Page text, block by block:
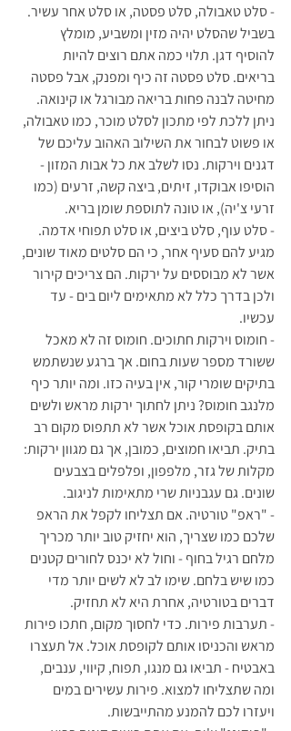
- סלט טאבולה, סלט פסטה, או סלט אחר עשיר.
בשביל שהסלט יהיה מזין ומשביע, מומלץ
להוסיף דגן. תלוי כמה אתם רוצים להיות
בריאים. סלט פסטה זה כיף ומפנק, אבל פסטה
מחיטה לבנה פחות בריאה מבורגל או קינואה.
ניתן ללכת לפי מתכון לסלט מוכר, כמו טאבולה,
או פשוט לבחור את השילוב האהוב עליכם של
דגנים וירקות. נסו לשלב את כל אבות המזון -
הוסיפו אבוקדו, זיתים, ביצה קשה, זרעים (כמו
זרעי צ'יה), או טונה לתוספת שומן בריא.
- סלט עוף, סלט ביצים, או סלט תפוחי אדמה.
מגיע להם סעיף אחר, כי הם סלטים מאוד שונים,
אשר לא מבוססים על ירקות. הם צריכים קירור
ולכן בדרך כלל לא מתאימים ליום בים - עד
עכשיו.
- חומוס וירקות חתוכים. חומוס זה לא מאכל
ששורד מספר שעות בחום. אך ברגע שנשתמש
בתיקים שומרי קור, אין בעיה כזו. ומה יותר כיף
מלנגב חומוס? ניתן לחתוך ירקות מראש ולשים
אותם בקופסת אוכל אשר לא תתפוס מקום רב
בתיק. תביאו חמוצים, כמובן, אך גם מגוון ירקות:
מקלות של גזר, מלפפון, ופלפלים בצבעים
שונים. גם עגבניות שרי מתאימות לניגוב.
- "ראפ" טורטיה. אם תצליחו לקפל את הראפ
שלכם כמו שצריך, הוא יחזיק טוב יותר מכריך
מלחם רגיל בחוף - וחול לא יכנס לחורים קטנים
כמו שיש בלחם. שימו לב לא לשים יותר מדי
דברים בטורטיה, אחרת היא לא תחזיק.
- תערבות פירות. כדי לחסוך מקום, חתכו פירות
מראש והכניסו אותם לקופסת אוכל. אל תעצרו
באבטיח - תביאו גם מנגו, תפוח, קיווי, ענבים,
ומה שתצליחו למצוא. פירות עשירים במים
ויעזרו לכם להמנע מהתייבשות.